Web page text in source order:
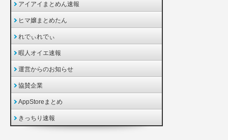
アイアイまとめん速報
ヒマ嬢まとめたん
れでぃれでぃ
暇人オイエ速報
運営からのお知らせ
協賛企業
AppStoreまとめ
きっちり速報